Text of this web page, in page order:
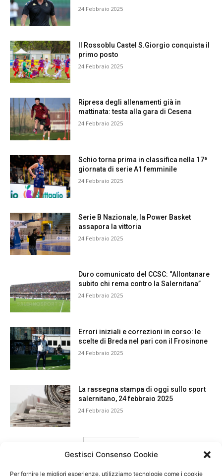
Gestisci Consenso Cookie
Per fornire le migliori esperienze, utilizziamo tecnologie come i cookie
24 Febbraio 2025
Il Rossoblu Castel S.Giorgio conquista il
primo posto
24 Febbraio 2025
Ripresa degli allenamenti già in
mattinata: testa alla gara di Cesena
24 Febbraio 2025
Schio torna prima in classifica nella 17ª
giornata di serie A1 femminile
24 Febbraio 2025
Serie B Nazionale, la Power Basket
assapora la vittoria
24 Febbraio 2025
Duro comunicato del CCSC: “Allontanare
subito chi rema contro la Salernitana”
24 Febbraio 2025
Errori iniziali e correzioni in corso: le
scelte di Breda nel pari con il Frosinone
24 Febbraio 2025
La rassegna stampa di oggi sullo sport
salernitano, 24 febbraio 2025
24 Febbraio 2025